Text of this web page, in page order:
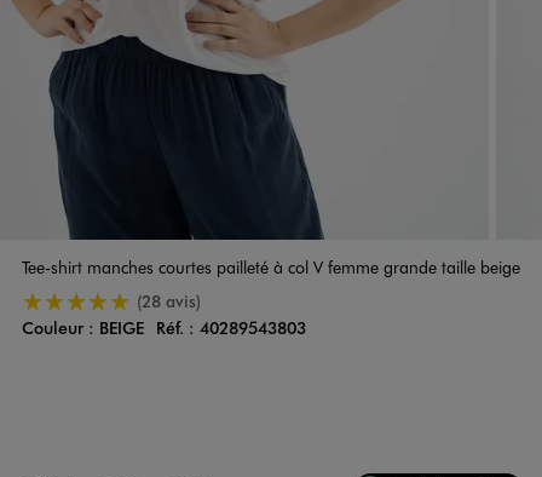
Tee-shirt manches courtes pailleté à col V femme grande taille beige
5/5 de moyenne(28 avis)
Couleur
Couleur : BEIGE Réf. : 40289543803